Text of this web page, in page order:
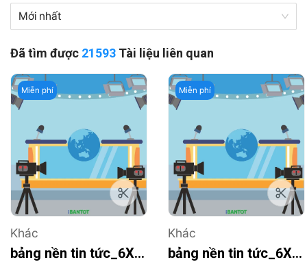
Mới nhất
Đã tìm được 21593 Tài liệu liên quan
Miễn phí
Khác
bảng nền tin tức_6X6_3
Miễn phí
Khác
bảng nền tin tức_6X6_2